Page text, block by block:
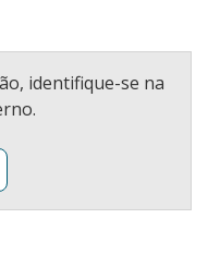
identifique-se na